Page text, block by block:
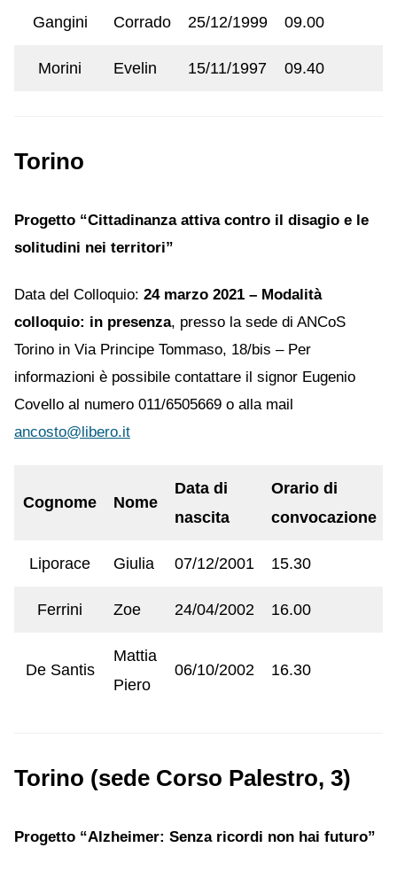
Gangini Corrado 25/12/1999 09.00
Morini Evelin 15/11/1997 09.40
Torino
Progetto “Cittadinanza attiva contro il disagio e le
solitudini nei territori”
Data del Colloquio: 24 marzo 2021 – Modalità
colloquio: in presenza, presso la sede di ANCoS
Torino in Via Principe Tommaso, 18/bis – Per
informazioni è possibile contattare il signor Eugenio
Covello al numero 011/6505669 o alla mail
ancosto@libero.it
Cognome Nome
Data di
nascita
Orario di
convocazione
Liporace Giulia 07/12/2001 15.30
Ferrini Zoe 24/04/2002 16.00
De Santis
Mattia
Piero
06/10/2002 16.30
Torino (sede Corso Palestro, 3)
Progetto “Alzheimer: Senza ricordi non hai futuro”